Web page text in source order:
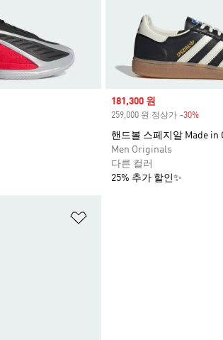
Sale price
181,300 원
259,000 원 정상가 -30%
핸드볼 스페지알 Made in
Men Originals
다른 컬러
25% 추가 할인✨